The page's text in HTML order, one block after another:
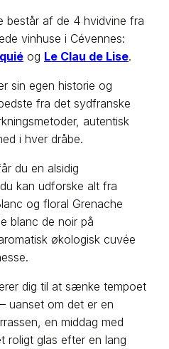
består af de 4 hvidvine fra
vinhuse i Cévennes:
og Le Clau de Lise.
sin egen historie og
fra det sydfranske
autentisk
i hver dråbe.
du en alsidig
kan udforske alt fra
og floral Grenache
blanc de noir på
økologisk cuvée
dig til at sænke tempoet
uanset om det er en
en middag med
roligt glas efter en lang